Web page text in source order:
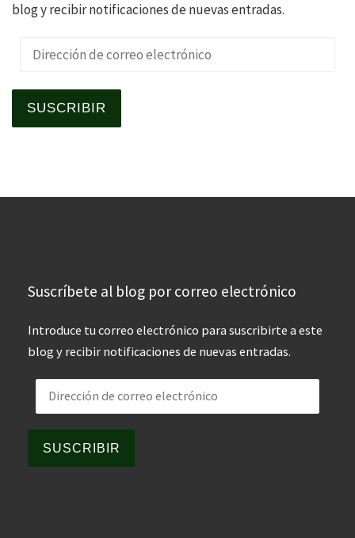
blog y recibir notificaciones de nuevas entradas.
Dirección de correo electrónico
SUSCRIBIR
Suscríbete al blog por correo electrónico
Introduce tu correo electrónico para suscribirte a este
blog y recibir notificaciones de nuevas entradas.
Dirección de correo electrónico
SUSCRIBIR